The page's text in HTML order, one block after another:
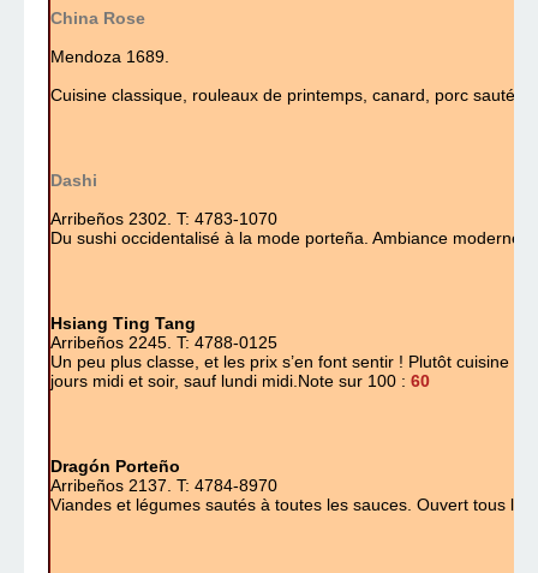
China Rose
Mendoza 1689.
Cuisine classique, rouleaux de printemps, canard, porc sauté
Dashi
Arribeños 2302. T: 4783-1070
Du sushi occidentalisé à la mode porteña. Ambiance moderne.
Hsiang Ting Tang
Arribeños 2245. T: 4788-0125
Un peu plus classe, et les prix s’en font sentir ! Plutôt cuisine
jours midi et soir, sauf lundi midi.Note sur 100 : 60
Dragón Porteño
Arribeños 2137. T: 4784-8970
Viandes et légumes sautés à toutes les sauces. Ouvert tous